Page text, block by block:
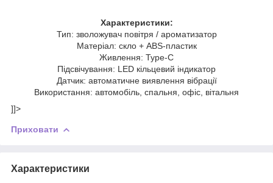
Характеристики:
Тип: зволожувач повітря / ароматизатор
Матеріал: скло + ABS-пластик
Живлення: Type-C
Підсвічування: LED кільцевий індикатор
Датчик: автоматичне виявлення вібрації
Використання: автомобіль, спальня, офіс, вітальня
]]>
Приховати
Характеристики